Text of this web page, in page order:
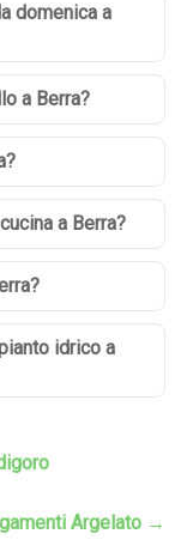
domenica a
a Berra?
a Berra?
idrico a
Argelato →